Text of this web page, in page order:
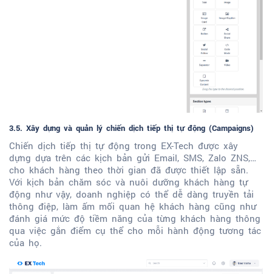
3.5. Xây dựng và quản lý chiến dịch tiếp thị tự động (Campaigns)
Chiến dịch tiếp thị tự động trong EX-Tech được xây
dựng dựa trên các kịch bản gửi Email, SMS, Zalo ZNS,…
cho khách hàng theo thời gian đã được thiết lập sẵn.
Với kịch bản chăm sóc và nuôi dưỡng khách hàng tự
động như vậy, doanh nghiệp có thể dễ dàng truyền tải
thông điệp, làm ấm mối quan hệ khách hàng cũng như
đánh giá mức độ tiềm năng của từng khách hàng thông
qua việc gắn điểm cụ thể cho mỗi hành động tương tác
của họ.